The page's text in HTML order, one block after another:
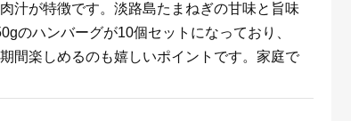
汁が特徴です。淡路島たまねぎの甘味と旨味
のハンバーグが10個セットになっており、
間楽しめるのも嬉しいポイントです。家庭で